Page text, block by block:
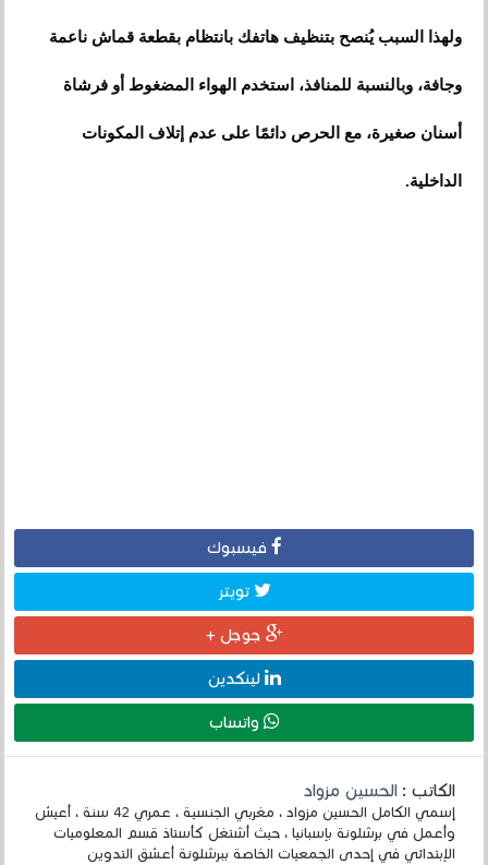
ولهذا السبب يُنصح بتنظيف هاتفك بانتظام بقطعة قماش ناعمة
وجافة، وبالنسبة للمنافذ، استخدم الهواء المضغوط أو فرشاة
أسنان صغيرة، مع الحرص دائمًا على عدم إتلاف المكونات
الداخلية.
فيسبوك
تويتر
جوجل +
لينكدين
واتساب
الكاتب :الحسين مزواد
إسمي الكامل الحسين مزواد ، مغربي الجنسية ، عمري 42 سنة ، أعيش
وأعمل في برشلونة بإسبانيا ، حيث أشتغل كأستاذ قسم المعلوميات
الإبتدائي في إحدى الجمعيات الخاصة ببرشلونة أعشق التدوين